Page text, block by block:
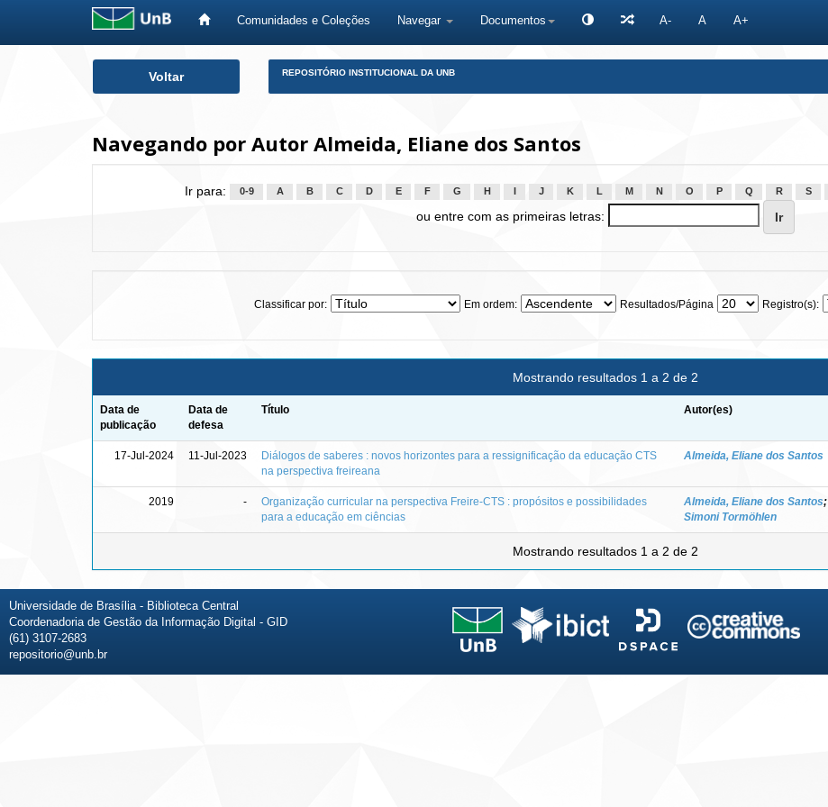
Comunidades e Coleções Navegar Documentos A- A A+
Voltar REPOSITÓRIO INSTITUCIONAL DA UNB
Navegando por Autor Almeida, Eliane dos Santos
Ir para: 0-9 A B C D E F G H J K L M N O P Q R S
ou entre com as primeiras letras:
Classificar por: Em ordem: Resultados/Página Registro(s):
Mostrando resultados 1 a 2 de 2
Data de
publicação
Data de
defesa
Título Autor(es)
17-Jul-2024 11-Jul-2023
Diálogos de saberes : novos horizontes para a ressignificação da educação CTS
na perspectiva freireana
Almeida, Eliane dos Santos
2019 -
Organização curricular na perspectiva Freire-CTS : propósitos e possibilidades
para a educação em ciências
Almeida, Eliane dos Santos;
Simoni Tormöhlen
Mostrando resultados 1 a 2 de 2
Universidade de Brasília - Biblioteca Central
Coordenadoria de Gestão da Informação Digital - GID
(61) 3107-2683
repositorio@unb.br